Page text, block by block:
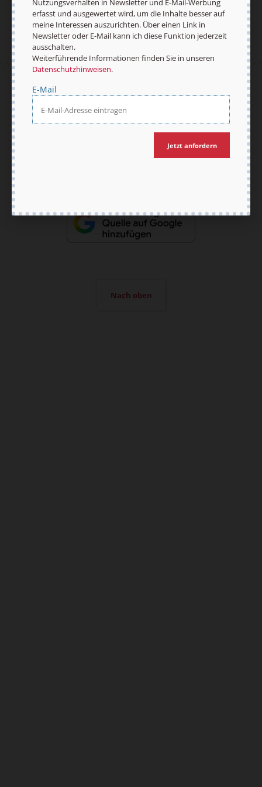
AGB und Widerrufsbelehrung
Barrierefreiheit
Impressum
Nach oben
Nutzungsverhalten in Newsletter und E-Mail-Werbung
erfasst und ausgewertet wird, um die Inhalte besser auf
meine Interessen auszurichten. Über einen Link in
Newsletter oder E-Mail kann ich diese Funktion jederzeit
ausschalten.
Weiterführende Informationen finden Sie in unseren
Datenschutzhinweisen.
E-Mail
Jetzt anfordern